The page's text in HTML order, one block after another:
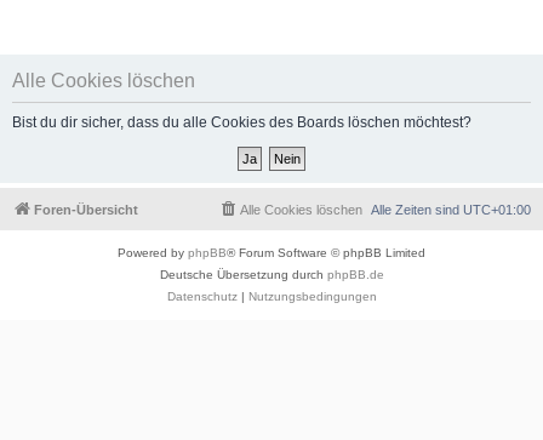
Alle Cookies löschen
Bist du dir sicher, dass du alle Cookies des Boards löschen möchtest?
Foren-Übersicht Alle Zeiten sind UTC+01:00
Alle Cookies löschen
Powered by phpBB® Forum Software © phpBB Limited
Deutsche Übersetzung durch phpBB.de
Datenschutz| Nutzungsbedingungen